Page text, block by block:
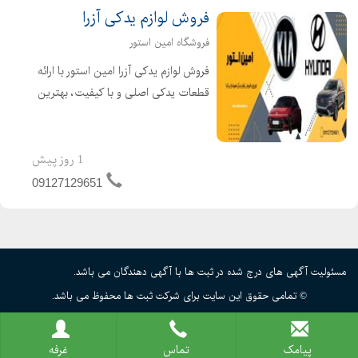
فروش لوازم یدکی آزرا
فروشگاه امین استور
فروش لوازم یدکی آزرا امین استور با ارائه
قطعات یدکی اصلی و با کیفیت، بهترین
یدکی اصل و با کیفیت هستید، مرکز
1 روز پیش
09127129651
پیامک تماس غرفه
مسئولیت آگهی های درج شده در ثبت ها با آگهی دهندگان می باشد.
© تمامی حقوق این سایت برای شرکت ثبت ها محفوظ می باشد.